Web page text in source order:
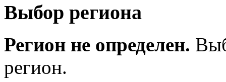
Выбор региона
Регион не определен.
регион.